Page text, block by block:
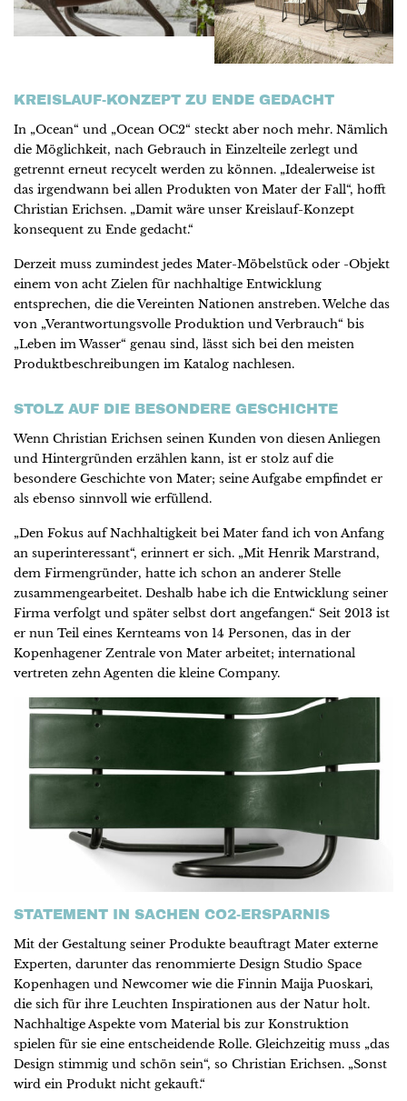
KREISLAUF-KONZEPT ZU ENDE GEDACHT
In „Ocean“ und „Ocean OC2“ steckt aber noch mehr. Nämlich
die Möglichkeit, nach Gebrauch in Einzelteile zerlegt und
getrennt erneut recycelt werden zu können. „Idealerweise ist
das irgendwann bei allen Produkten von Mater der Fall“, hofft
Christian Erichsen. „Damit wäre unser Kreislauf-Konzept
konsequent zu Ende gedacht.“
Derzeit muss zumindest jedes Mater-Möbelstück oder -Objekt
einem von acht Zielen für nachhaltige Entwicklung
entsprechen, die die Vereinten Nationen anstreben. Welche das
von „Verantwortungsvolle Produktion und Verbrauch“ bis
„Leben im Wasser“ genau sind, lässt sich bei den meisten
Produktbeschreibungen im Katalog nachlesen.
STOLZ AUF DIE BESONDERE GESCHICHTE
Wenn Christian Erichsen seinen Kunden von diesen Anliegen
und Hintergründen erzählen kann, ist er stolz auf die
besondere Geschichte von Mater; seine Aufgabe empfindet er
als ebenso sinnvoll wie erfüllend.
„Den Fokus auf Nachhaltigkeit bei Mater fand ich von Anfang
an superinteressant“, erinnert er sich. „Mit Henrik Marstrand,
dem Firmengründer, hatte ich schon an anderer Stelle
zusammengearbeitet. Deshalb habe ich die Entwicklung seiner
Firma verfolgt und später selbst dort angefangen.“ Seit 2013 ist
er nun Teil eines Kernteams von 14 Personen, das in der
Kopenhagener Zentrale von Mater arbeitet; international
vertreten zehn Agenten die kleine Company.
STATEMENT IN SACHEN CO2-ERSPARNIS
Mit der Gestaltung seiner Produkte beauftragt Mater externe
Experten, darunter das renommierte Design Studio Space
Kopenhagen und Newcomer wie die Finnin Maija Puoskari,
die sich für ihre Leuchten Inspirationen aus der Natur holt.
Nachhaltige Aspekte vom Material bis zur Konstruktion
spielen für sie eine entscheidende Rolle. Gleichzeitig muss „das
Design stimmig und schön sein“, so Christian Erichsen. „Sonst
wird ein Produkt nicht gekauft.“